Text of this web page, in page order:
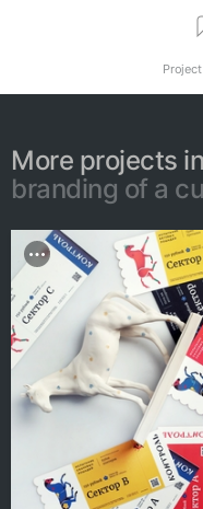
More projects in
branding of a